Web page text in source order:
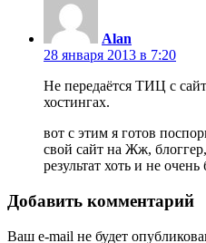
Alan
28 января 2013 в 7:20
Не передаётся ТИЦ с
хостингах.
вот с этим я готов
свой сайт на Жж,
результат хоть и не
Добавить комментарий
Ваш e-mail не будет